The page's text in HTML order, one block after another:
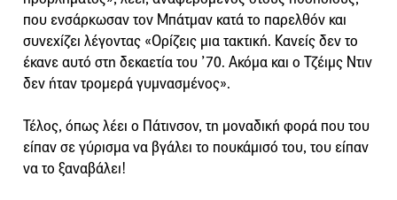
που ενσάρκωσαν τον Μπάτμαν κατά το παρελθόν και
συνεχίζει λέγοντας «Ορίζεις μια τακτική. Κανείς δεν το
έκανε αυτό στη δεκαετία του ’70. Ακόμα και ο Τζέιμς Ντιν
δεν ήταν τρομερά γυμνασμένος».
Τέλος, όπως λέει ο Πάτινσον, τη μοναδική φορά που του
είπαν σε γύρισμα να βγάλει το πουκάμισό του, του είπαν
να το ξαναβάλει!